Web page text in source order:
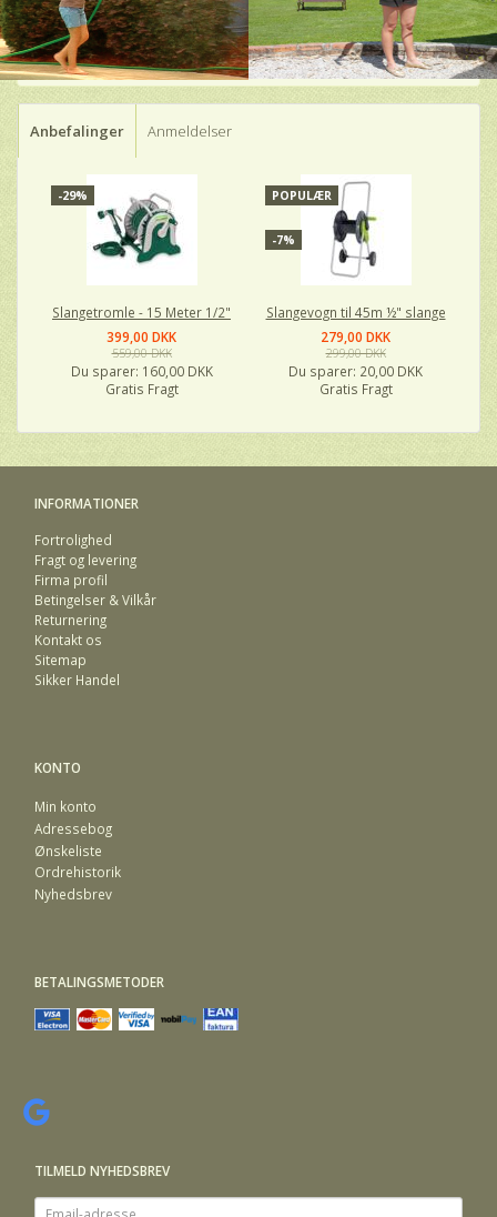
Anbefalinger Anmeldelser
-29%
Slangetromle - 15 Meter 1/2"
399,00 DKK
559,00 DKK
Du sparer: 160,00 DKK
Gratis Fragt
POPULÆR
-7%
Slangevogn til 45m ½" slange
279,00 DKK
299,00 DKK
Du sparer: 20,00 DKK
Gratis Fragt
INFORMATIONER
Fortrolighed
Fragt og levering
Firma profil
Betingelser & Vilkår
Returnering
Kontakt os
Sitemap
Sikker Handel
KONTO
Min konto
Adressebog
Ønskeliste
Ordrehistorik
Nyhedsbrev
BETALINGSMETODER
TILMELD NYHEDSBREV
Email-